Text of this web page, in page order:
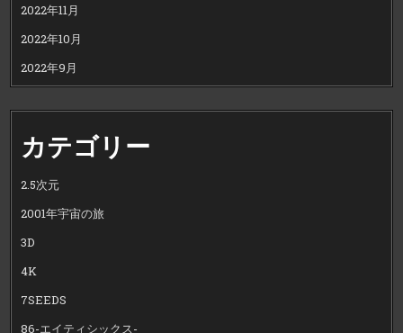
2022年11月
2022年10月
2022年9月
カテゴリー
2.5次元
2001年宇宙の旅
3D
4K
7SEEDS
86-エイティシックス-